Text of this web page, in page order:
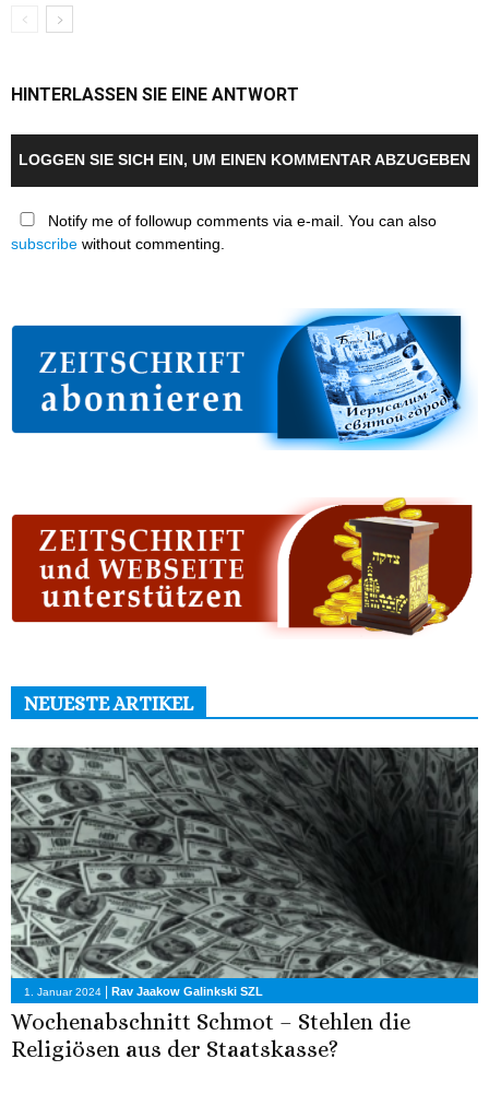
HINTERLASSEN SIE EINE ANTWORT
LOGGEN SIE SICH EIN, UM EINEN KOMMENTAR ABZUGEBEN
Notify me of followup comments via e-mail. You can also
subscribe without commenting.
NEUESTE ARTIKEL
1. Januar 2024 Rav Jaakow Galinkski SZL
Wochenabschnitt Schmot – Stehlen die
Religiösen aus der Staatskasse?